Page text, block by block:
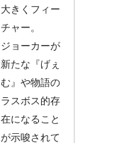
大きくフィー
チャー。
ジョーカーが
新たな『げぇ
む』や物語の
ラスボス的存
在になること
が示唆されて